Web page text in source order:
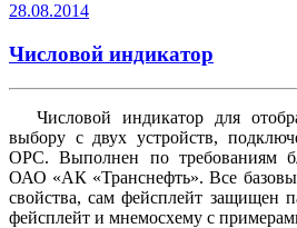
28.08.2014
Числовой индикатор
Числовой индикатор для
выбору с двух устройств,
OPC. Выполнен по требованиям
ОАО «АК «Транснефть». Все
свойства, сам фейсплейт защищен
фейсплейт и мнемосхему с